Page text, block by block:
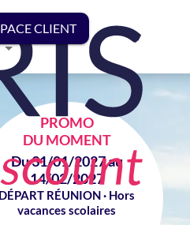
CLIENT
PROMO
DU MOMENT
Du 31/01/2027 au
14/02/2027
DÉPART RÉUNION · Hors
vacances scolaires